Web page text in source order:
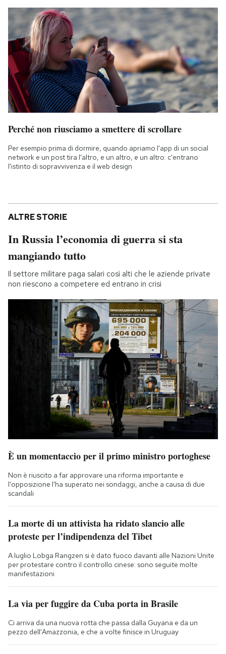
Perché non riusciamo a smettere di scrollare
Per esempio prima di dormire, quando apriamo l'app di un social
network e un post tira l'altro, e un altro, e un altro: c'entrano
l'istinto di sopravvivenza e il web design
ALTRE STORIE
In Russia l’economia di guerra si sta
mangiando tutto
Il settore militare paga salari così alti che le aziende private
non riescono a competere ed entrano in crisi
È un momentaccio per il primo ministro portoghese
Non è riuscito a far approvare una riforma importante e
l'opposizione l'ha superato nei sondaggi, anche a causa di due
scandali
La morte di un attivista ha ridato slancio alle
proteste per l’indipendenza del Tibet
A luglio Lobga Rangzen si è dato fuoco davanti alle Nazioni Unite
per protestare contro il controllo cinese: sono seguite molte
manifestazioni
La via per fuggire da Cuba porta in Brasile
Ci arriva da una nuova rotta che passa dalla Guyana e da un
pezzo dell'Amazzonia, e che a volte finisce in Uruguay